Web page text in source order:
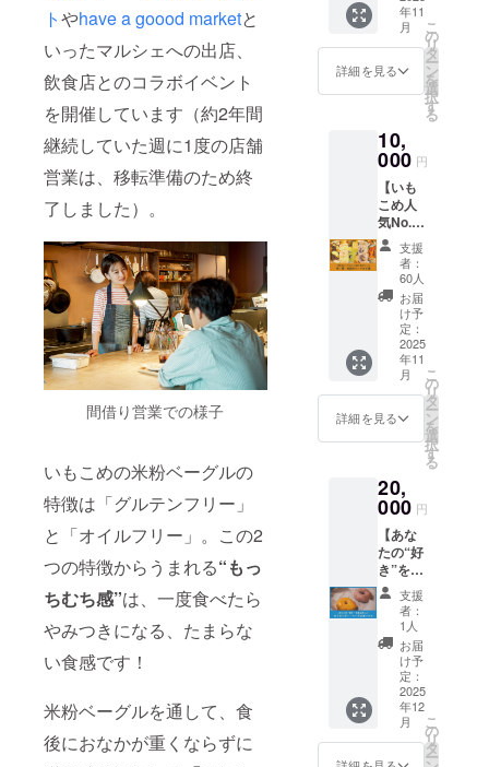
トやhave a goood marketと
いったマルシェへの出店、
飲食店とのコラボイベント
を開催しています（約2年間
継続していた週に1度の店舗
営業は、移転準備のため終
了しました）。
間借り営業での様子
いもこめの米粉ベーグルの
特徴は「グルテンフリー」
と「オイルフリー」。この2
つの特徴からうまれる“もっ
ちむち感”は、一度食べたら
やみつきになる、たまらな
い食感です！
米粉ベーグルを通して、食
後におなかが重くならずに
う。パ
ン好
き・
ル好
き・雑
まらな
いかわ
いさ
を、ぜ
ひみな
さんに
も味
わって
いただ
けたら
うれし
いで
す。 ＝
ご利用
方法＝
ンは、
オンラ
トア
（https:
//imo17
01139.o
wndsho
p.com/
）にて
ご利用
いただ
けます
＝クー
ポン有
効期限
＝ 2025
年10月
から
2026年
ダン
ショコ
つまい
もの
キ、カ
スター
ドク
リーム
など、
いもこ
めのお
菓子の
ひみつ
のレシ
ピをお
届けし
ます。
＝ご利
用方法
ポン
は、オ
ア
（https:
//imo17
01139.o
wndsho
p.com/
）にて
ご利用
いただ
けます
＝クー
ポン有
効期限
＝ 2025
年10月
ディッ
プ、デ
リなど
を添え
た。 か
ぼちゃ
のポ
ター
ジュ、
さつま
いもと
ひよこ
豆の白
味噌フ
ムス、
ごぼう
のピー
ナッツ
醤油和
根とク
コの実
ど、味
噌や塩
麴、醤
油麹な
どの発
酵調味
料で仕
上げ
る、や
さしい
味付け
の、い
もこめ
のひみ
つのレ
と一緒
にシェ
アしな
がら食
のおや
つにも
おすす
め。
［ライ
ンナッ
プの一
例］ ・
プレー
ン ・
ビーツ
・ほう
れんそ
う ・か
ぼちゃ
・にん
じん ＝
ベーグ
ルセッ
ト 内容
量：5個
入り 保
存方
法：冷
凍庫
（-15℃
以下）
で保存
賞味期
限：商
品到着
から20
がも進
んじゃ
う！ や
さしい
甘
じょっ
や、ス
パイス
の香り
高さが
クセに
なる味
わいの
セレク
トで
す。 ス
パイス
も使用
した食
事系の
テイス
トです
が、オ
いいた
め晩酌
や夜食
にもお
すすめ
です。
［ライ
ンナッ
プの一
例］ ・
もち米
焼売 ・
和風
ラープ
（大葉
や茗荷
年11
月
詳細を見る
こ
の
リ
タ
ー
ン
を
選
択
す
る
10,
000 円
【いも
こめ人
気No.1!
芋栗南
瓜・和
のおや
つベー
グル
セッ
ト】 ・
常連さ
ん人気
No.1
の、や
さしい
甘さで
らだも
元気に
なる
ベーグ
ル5種
いもこ
めの新
店舗を
オープ
ンする
秋は、
いも・
栗・か
ぼちゃ
が一年
で一番
支援
者：
60人
お届
け予
定：
2025
年11
月
詳細を見る
こ
の
リ
タ
ー
ン
を
選
択
す
る
20,
000 円
【あな
たの“好
き”を詰
め込ん
だ、セ
ミオー
ダー
ベーグ
ルボッ
クス】
いれて
ほしい
食材を3
つまで
支援
者：
1人
お届
け予
定：
2025
年12
月
こ
の
リ
タ
ー